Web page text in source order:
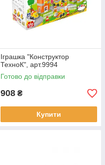
Іграшка "Конструктор
ТехноК", арт.9994
Готово до відправки
908 ₴
Купити